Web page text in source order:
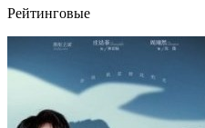
Рейтинговые